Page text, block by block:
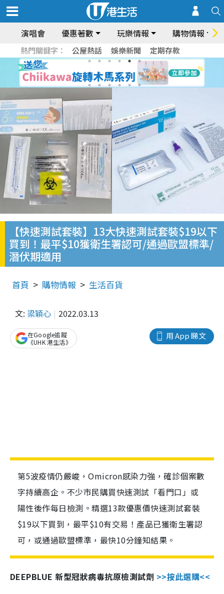
演唱會 優惠著數 玩樂情報 購物情報
熱門關鍵字： 公屋熱話 娛樂新聞 定期存款
【快速測試套裝】13大快速測試套裝$19以下
買到！最平$10獲衛生署認可/通過歐盟標準/
潛伏期適用
首頁 購物情報 生活百貨
文: 梁穎心 2022.03.13
用 App 睇文
在Google追蹤
《UHK 港生活》
第5波疫情仍嚴峻，Omicron感染力強，確診個案數
字持續高企。不少市民購買快速測試「看門口」或
陽性後作每日檢測。精選13款優惠價快速測試套裝
$19以下買到，最平$10有交易！產品已獲衛生署認
可，或通過歐盟標準，最快10分鐘知結果。
DEEPBLUE 新型冠狀病毒抗原檢測試劑 >>按此選購<<